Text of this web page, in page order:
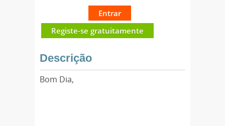
Entrar
Registe-se gratuitamente
Descrição
Bom Dia,